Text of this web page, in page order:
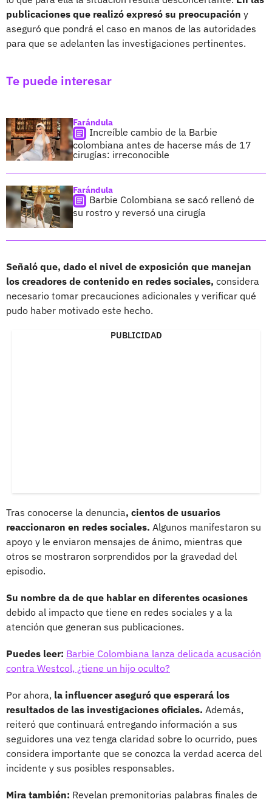
publicaciones que realizó expresó su preocupación y
aseguró que pondrá el caso en manos de las autoridades
para que se adelanten las investigaciones pertinentes.
Te puede interesar
Farándula
Increíble cambio de la Barbie
colombiana antes de hacerse más de 17
cirugías: irreconocible
Farándula
Barbie Colombiana se sacó rellenó de
su rostro y reversó una cirugía
Señaló que, dado el nivel de exposición que manejan
los creadores de contenido en redes sociales, considera
necesario tomar precauciones adicionales y verificar qué
pudo haber motivado este hecho.
PUBLICIDAD
Tras conocerse la denuncia, cientos de usuarios
reaccionaron en redes sociales. Algunos manifestaron su
apoyo y le enviaron mensajes de ánimo, mientras que
otros se mostraron sorprendidos por la gravedad del
episodio.
Su nombre da de que hablar en diferentes ocasiones
debido al impacto que tiene en redes sociales y a la
atención que generan sus publicaciones.
Puedes leer: Barbie Colombiana lanza delicada acusación
contra Westcol, ¿tiene un hijo oculto?
Por ahora, la influencer aseguró que esperará los
resultados de las investigaciones oficiales. Además,
reiteró que continuará entregando información a sus
seguidores una vez tenga claridad sobre lo ocurrido, pues
considera importante que se conozca la verdad acerca del
incidente y sus posibles responsables.
Mira también: Revelan premonitorias palabras finales de